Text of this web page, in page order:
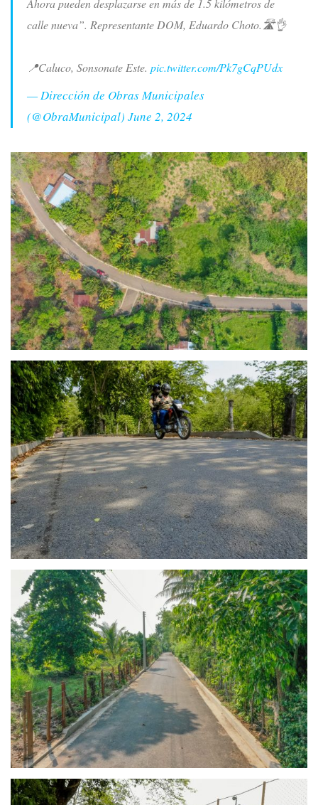
calle nueva”. Representante DOM, Eduardo Choto.🛣️👌
📍Caluco, Sonsonate Este. pic.twitter.com/Pk7gCqPUdx
— Dirección de Obras Municipales
(@ObraMunicipal) June 2, 2024